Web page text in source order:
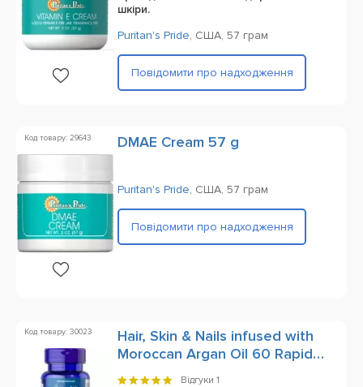
шкіри.
Puritan's Pride, США, 57 грам
Повідомити про надходження
Код товару: 29643 DMAE Cream 57 g
Puritan's Pride, США, 57 грам
Повідомити про надходження
Код товару: 30023
Hair, Skin & Nails infused with
Moroccan Argan Oil 60 Rapid
Release Softgels
Відгуки 1